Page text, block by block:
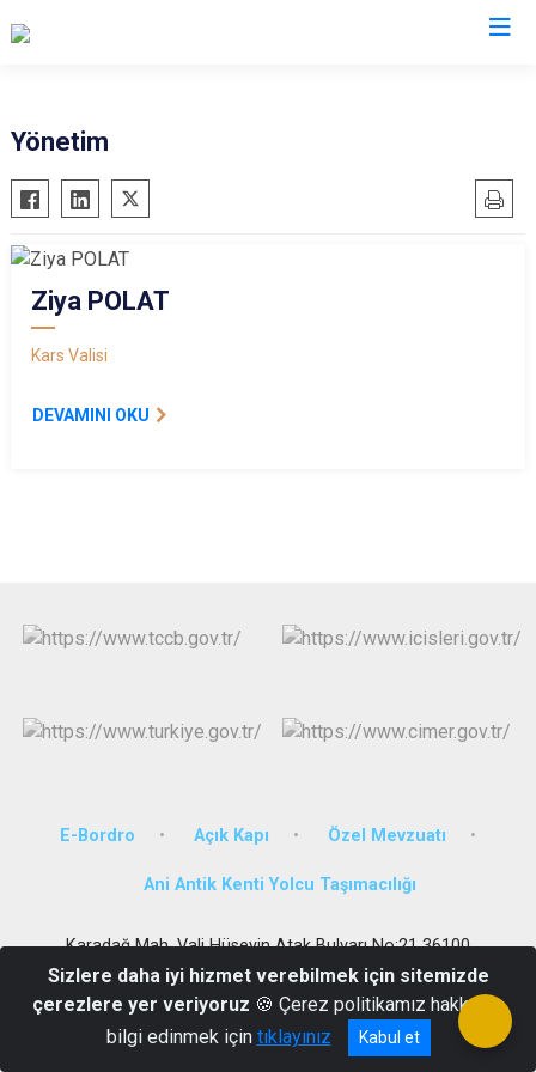
Yönetim
Ziya POLAT
Kars Valisi
DEVAMINI OKU
E-Bordro Açık Kapı Özel Mevzuatı
Ani Antik Kenti Yolcu Taşımacılığı
Karadağ Mah. Vali Hüseyin Atak Bulvarı No:21 36100
474 212 75 28-29
Sizlere daha iyi hizmet verebilmek için sitemizde
çerezlere yer veriyoruz 🍪 Çerez politikamız hakkında
bilgi edinmek için tıklayınız Kabul et